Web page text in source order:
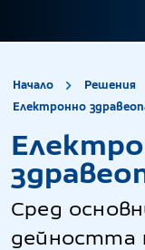
Начало Решения
Електронно
Сред
дейността